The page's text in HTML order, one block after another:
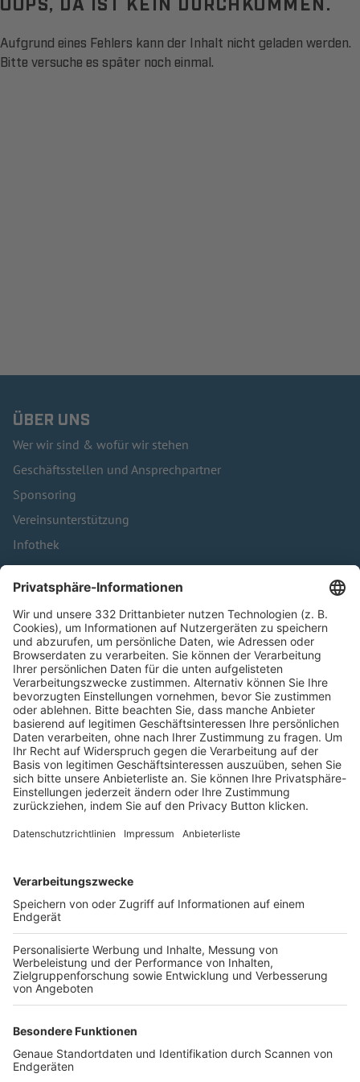
Aufgrund eines Fehlers kann der Inhalt nicht geladen werden.
Bitte versuche es später noch einmal.
ÜBER UNS
Wer wir sind & wofür wir stehen
Geschäftsstellen und Ansprechpartner
Sponsoring
Vereinsunterstützung
Infothek
Kontakt
HÄUFIG BESUCHTE SEITEN
Pässe und Vereinswechsel
Trainerausbildung
Schulungsangebot Vereinsmitarbeiter
BFV-Geschäftsstellen
Trainerbörse
Login SpielPlus
FOLGE DEM BFV
TOP-VEREINE
TOP-PARTNER